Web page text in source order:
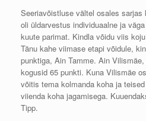
Seeriavõistluse vältel osales
oli üldarvestus individuaalne ja
kuute parimat. Kindla võidu viis
Tänu kahe viimase etapi võidule,
punktiga, Ain Tamme. Ain
kogusid 65 punkti. Kuna Vilismäe
võitis tema kolmanda koha ja
viienda koha jagamisega.
Tipp.